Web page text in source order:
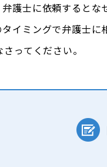
護士に依頼すると
イミングで弁護士
ってください。